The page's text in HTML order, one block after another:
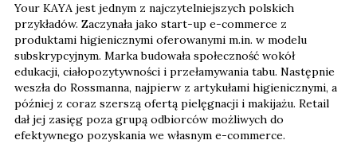
Your KAYA jest jednym z najczytelniejszych polskich
przykładów. Zaczynała jako start-up e-commerce z
produktami higienicznymi oferowanymi m.in. w modelu
subskrypcyjnym. Marka budowała społeczność wokół
edukacji, ciałopozytywności i przełamywania tabu. Następnie
weszła do Rossmanna, najpierw z artykułami higienicznymi, a
później z coraz szerszą ofertą pielęgnacji i makijażu. Retail
dał jej zasięg poza grupą odbiorców możliwych do
efektywnego pozyskania we własnym e-commerce.